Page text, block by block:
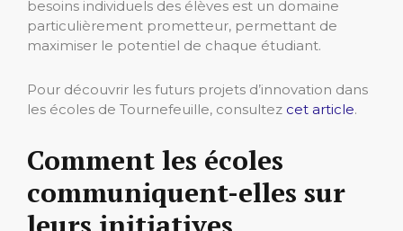
besoins individuels des élèves est un domaine
particulièrement prometteur, permettant de
maximiser le potentiel de chaque étudiant.
Pour découvrir les futurs projets d’innovation dans
les écoles de Tournefeuille, consultez cet article.
Comment les écoles
communiquent-elles sur